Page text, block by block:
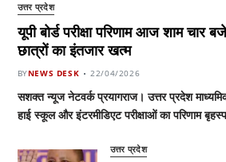
उत्तर प्रदेश
यूपी बोर्ड परीक्षा परिणाम आज शाम चार
छात्रों का इंतजार खत्म
BYNEWS DESK 22/04/2026
सशक्त न्यूज नेटवर्क प्रयागराज। उत्तर प्रदेश माध्यमिक
हाई स्कूल और इंटरमीडिएट परीक्षाओं का परिणाम
उत्तर प्रदेश